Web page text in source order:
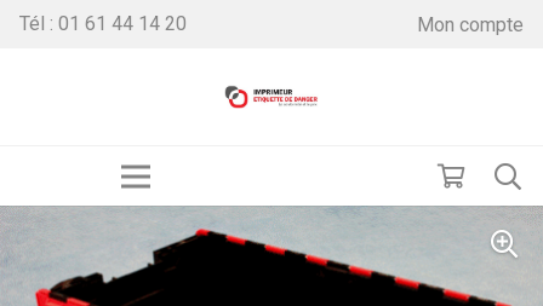
Tél : 01 61 44 14 20 Mon compte